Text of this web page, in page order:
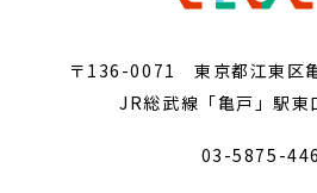
〒136-0071 東京都江東区
JR総武線「亀戸」駅
03-5875-